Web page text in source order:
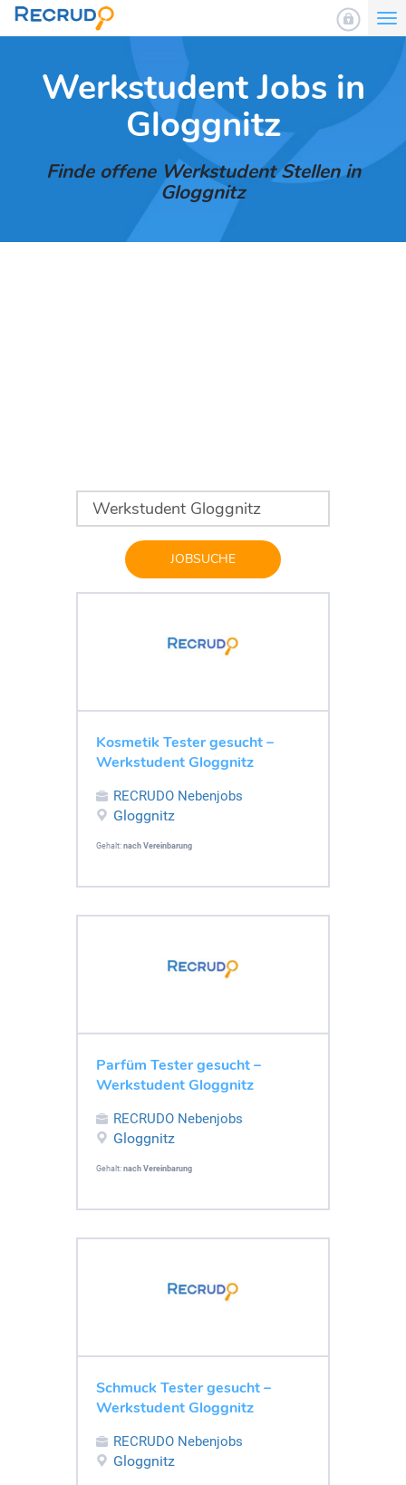
Werkstudent Jobs in
Gloggnitz
Finde offene Werkstudent Stellen in
Gloggnitz
JOBSUCHE
Kosmetik Tester gesucht –
Werkstudent Gloggnitz
RECRUDO Nebenjobs
Gloggnitz
Gehalt: nach Vereinbarung
Parfüm Tester gesucht –
Werkstudent Gloggnitz
RECRUDO Nebenjobs
Gloggnitz
Gehalt: nach Vereinbarung
Schmuck Tester gesucht –
Werkstudent Gloggnitz
RECRUDO Nebenjobs
Gloggnitz